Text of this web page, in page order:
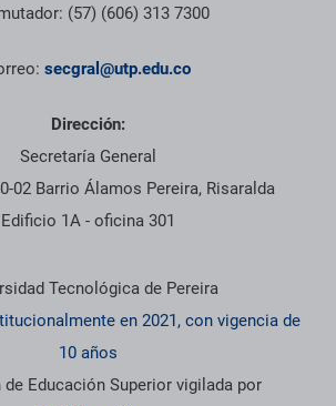
(57) (606) 313 7300
secgral@utp.edu.co
Dirección:
Secretaría General
02 Barrio Álamos Pereira, Risaralda
Edificio 1A - oficina 301
institucional
Tecnológica de Pereira
en 2021, con vigencia de
10 años
Educación Superior vigilada por